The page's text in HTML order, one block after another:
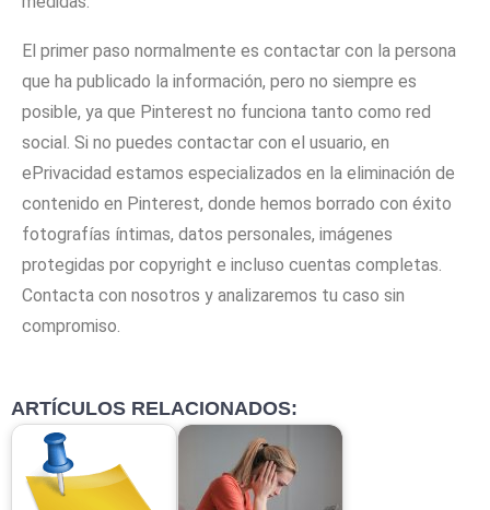
El primer paso normalmente es contactar con la persona
que ha publicado la información, pero no siempre es
posible, ya que Pinterest no funciona tanto como red
social. Si no puedes contactar con el usuario, en
ePrivacidad estamos especializados en la eliminación de
contenido en Pinterest, donde hemos borrado con éxito
fotografías íntimas, datos personales, imágenes
protegidas por copyright e incluso cuentas completas.
Contacta con nosotros y analizaremos tu caso sin
compromiso.
ARTÍCULOS RELACIONADOS: